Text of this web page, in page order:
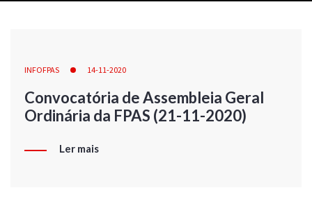
INFOFPAS 14-11-2020
Convocatória de Assembleia Geral
Ordinária da FPAS (21-11-2020)
Ler mais